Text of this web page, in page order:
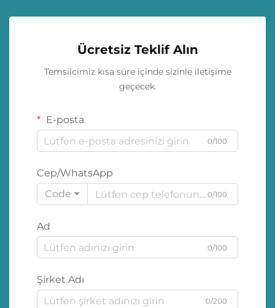
Ücretsiz Teklif Alın
Temsilcimiz kısa süre içinde sizinle iletişime
geçecek.
E-posta
0/100
Cep/WhatsApp
Code
0/100
Ad
0/100
Şirket Adı
0/200